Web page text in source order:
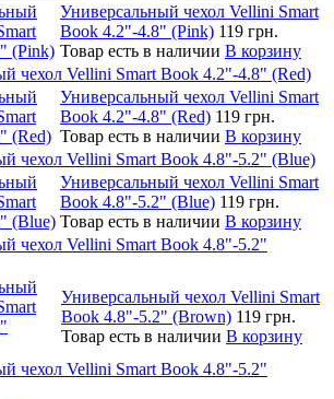
Универсальный чехол Vellini Smart
Book 4.2"-4.8" (Pink) 119 грн.
Товар есть в наличии В корзину
чехол Vellini Smart Book 4.2"-4.8" (Red)
Универсальный чехол Vellini Smart
Book 4.2"-4.8" (Red) 119 грн.
Товар есть в наличии В корзину
чехол Vellini Smart Book 4.8"-5.2" (Blue)
Универсальный чехол Vellini Smart
Book 4.8"-5.2" (Blue) 119 грн.
Товар есть в наличии В корзину
чехол Vellini Smart Book 4.8"-5.2"
Универсальный чехол Vellini Smart
Book 4.8"-5.2" (Brown) 119 грн.
Товар есть в наличии В корзину
чехол Vellini Smart Book 4.8"-5.2"